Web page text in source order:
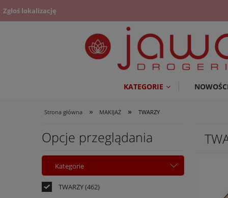
Zgłoś lokalizację
KATEGORIE
Strona główna » MAKIJAŻ » TWARZY
Opcje przeglądania
Kategorie
TWARZY(462)